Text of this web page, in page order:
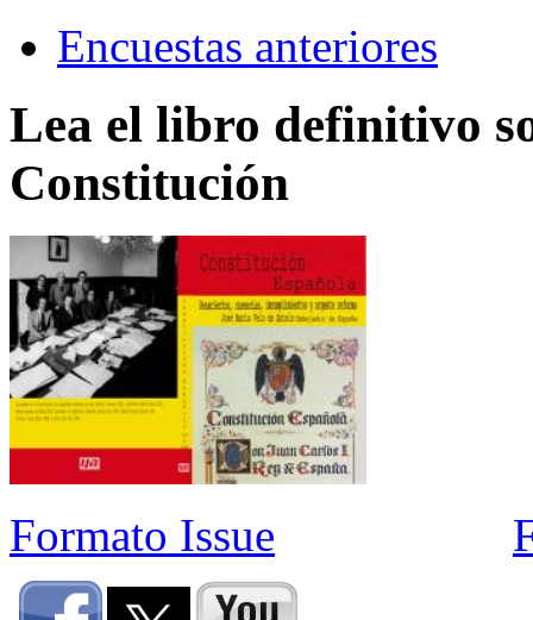
Encuestas anteriores
Lea el libro definitivo
Constitución
Formato Issue